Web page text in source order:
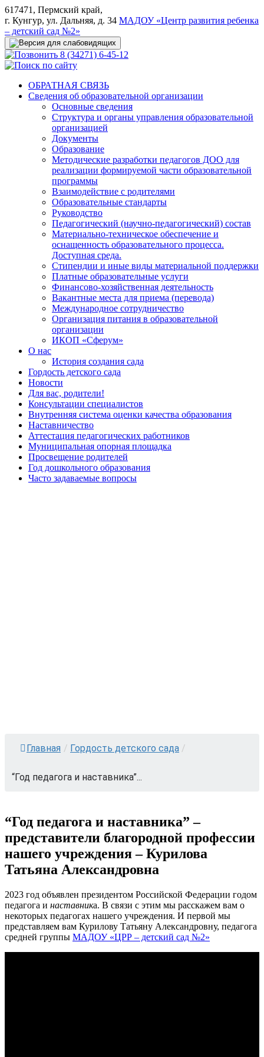
617471, Пермский край,
г. Кунгур, ул. Дальняя, д. 34 МАДОУ «Центр развития ребенка
– детский сад №2»
8 (34271) 6-45-12
ОБРАТНАЯ СВЯЗЬ
Сведения об образовательной организации
Основные сведения
Структура и органы управления образовательной
организацией
Документы
Образование
Методические разработки педагогов ДОО для
реализации формируемой части образовательной
программы
Взаимодействие с родителями
Образовательные стандарты
Руководство
Педагогический (научно-педагогический) состав
Материально-техническое обеспечение и
оснащенность образовательного процесса.
Доступная среда.
Стипендии и иные виды материальной поддержки
Платные образовательные услуги
Финансово-хозяйственная деятельность
Вакантные места для приема (перевода)
Международное сотрудничество
Организация питания в образовательной
организации
ИКОП «Сферум»
О нас
История создания сада
Гордость детского сада
Новости
Для вас, родители!
Консультации специалистов
Внутренняя система оценки качества образования
Наставничество
Аттестация педагогических работников
Муниципальная опорная площадка
Просвещение родителей
Год дошкольного образования
Часто задаваемые вопросы
Главная / Гордость детского сада /
“Год педагога и наставника”...
“Год педагога и наставника” –
представители благородной профессии
нашего учреждения – Курилова
Татьяна Александровна
2023 год объявлен президентом Российской Федерации годом
педагога и наставника. В связи с этим мы расскажем вам о
некоторых педагогах нашего учреждения. И первой мы
представляем вам Курилову Татьяну Александровну, педагога
средней группы МАДОУ «ЦРР – детский сад №2»